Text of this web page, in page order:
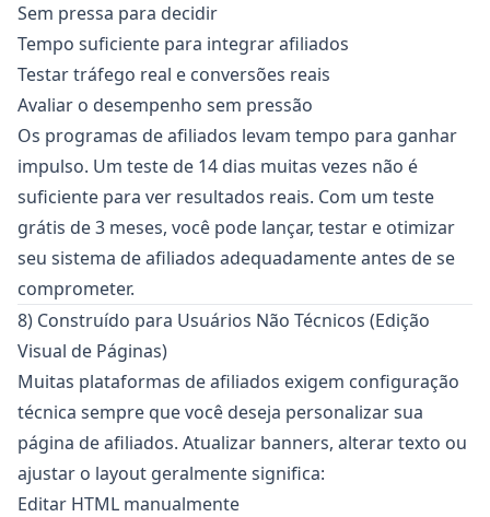
Sem pressa para decidir
Tempo suficiente para integrar afiliados
Testar tráfego real e conversões reais
Avaliar o desempenho sem pressão
Os programas de afiliados levam tempo para ganhar
impulso. Um teste de 14 dias muitas vezes não é
suficiente para ver resultados reais. Com um teste
grátis de 3 meses, você pode lançar, testar e otimizar
seu sistema de afiliados adequadamente antes de se
comprometer.
8) Construído para Usuários Não Técnicos (Edição
Visual de Páginas)
Muitas plataformas de afiliados exigem configuração
técnica sempre que você deseja personalizar sua
página de afiliados. Atualizar banners, alterar texto ou
ajustar o layout geralmente significa:
Editar HTML manualmente